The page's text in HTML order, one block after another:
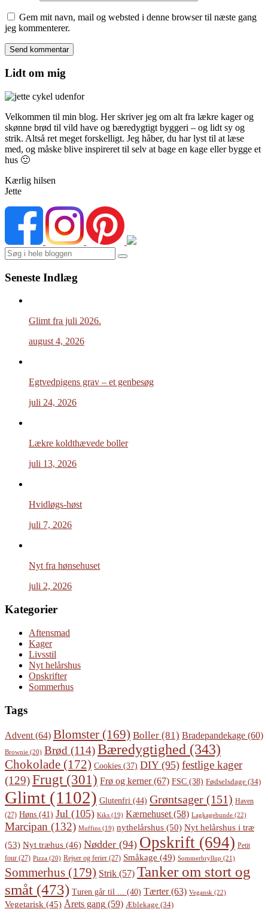
Gem mit navn, mail og websted i denne browser til næste gang
jeg kommenterer.
Lidt om mig
Velkommen til min blog. Her skriver jeg om alt fra lækre kager og
skønne brød til vild have og bæredygtigt byggeri – og lidt sy og
strik. Altså ret meget forskelligt. Jeg håber, du har lyst til at læse
med, og måske blive inspireret til selv at bage en kage eller bygge et
hus 🙂
Kærlig hilsen
Jette
Search
Seneste Indlæg
Glimt fra juli 2026.
august 4, 2026
Egtvedpigens grav – et genbesøg
juli 24, 2026
Lækre koldthævede boller
juli 13, 2026
Hvidløgs-høst
juli 7, 2026
Nyt fra hønsehuset
juli 2, 2026
Kategorier
Aftensmad
Kager
Livsstil
Nyt helårshus
Opskrifter
Sommerhus
Tags
Advent (64) Blomster (169) Boller (81) Bradepandekage (60)
Brownie (20) Brød (114)Bæredygtighed (343)
Chokolade (172) Cookies (37) DIY(95) festlige kager
(129)Frugt(301) Frø og kerner(67) FSC (38) Fødselsdage (34)
Glimt (1102) Glutenfri (44) Grøntsager (151) Haven
(27) Høns (41) Jul (105) Kiks (19) Kærnehuset (58) Lagkagebunde (22)
Marcipan (132) Muffins (19) nythelårshus (50) Nyt helårshus i træ
(53) Nyt træhus (46) Nødder (94) Opskrift (694) Petit
four (27) Pizza (20) Rejser og ferier (27) Småkage (49) Sommerbryllup (21)
Sommerhus (179) Strik (57) Tanker om stort og
småt (473) Turen går til ... (40) Tærter(63) Vegansk (22)
Vegetarisk (45) Årets gang (59) Æblekage (34)